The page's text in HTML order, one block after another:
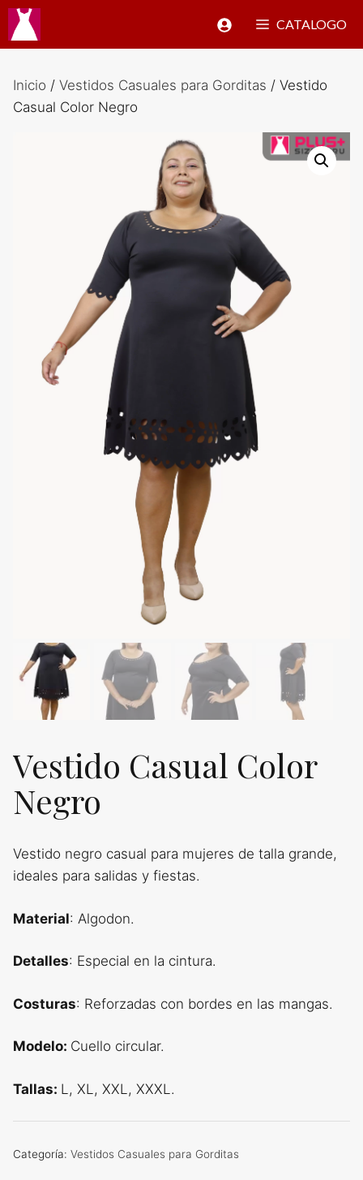
Saltar
contenido
CATALOGO
Inicio / Vestidos Casuales para Gorditas / Vestido
Casual Color Negro
Vestido Casual Color
Negro
Vestido negro casual para mujeres de talla grande,
ideales para salidas y fiestas.
Material: Algodon.
Detalles: Especial en la cintura.
Costuras: Reforzadas con bordes en las mangas.
Modelo: Cuello circular.
Tallas: L, XL, XXL, XXXL.
Categoría: Vestidos Casuales para Gorditas